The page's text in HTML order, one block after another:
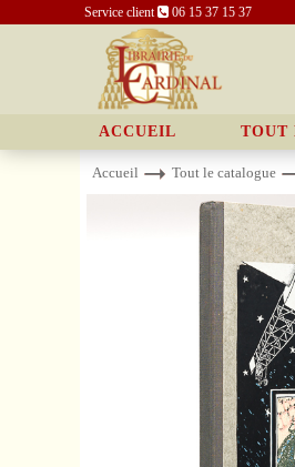
Service client 06 15 37 15 37
ACCUEIL TOUT
Accueil Tout le catalogue